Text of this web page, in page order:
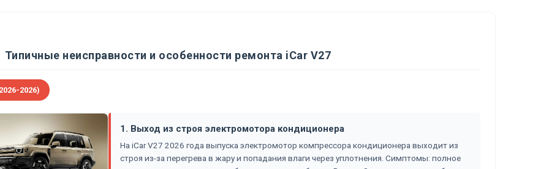
Типичные неисправности и особенности ремонта iCar V27
2026)
1. Выход из строя электромотора кондиционера
На iCar V27 2026 года выпуска электромотор компрессора кондиционера выходит из
строя из-за перегрева в жару и попадания влаги через уплотнения. Симптомы: полное